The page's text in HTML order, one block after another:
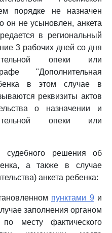
порядке не назначен
он не усыновлен, анкета
в региональный
3 рабочих дней со дня
опеки или
"Дополнительная
в этом случае в
реквизиты актов
о назначении и
опеки или
решения об
а также в случае
анкета ребенка:
пунктами 9 и
заполнения органом
месту фактического